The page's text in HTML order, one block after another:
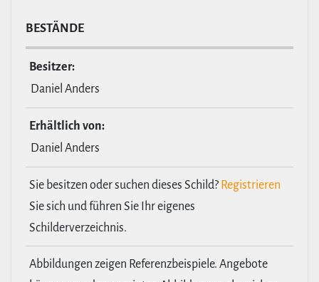
BESTÄNDE
Besitzer:
Daniel Anders
Erhält­lich von:
Daniel Anders
Sie besitzen oder suchen dieses Schild? Registrieren
Sie sich und führen Sie Ihr eigenes
Schilderverzeichnis.
Abbildungen zeigen Referenzbeispiele. Angebote